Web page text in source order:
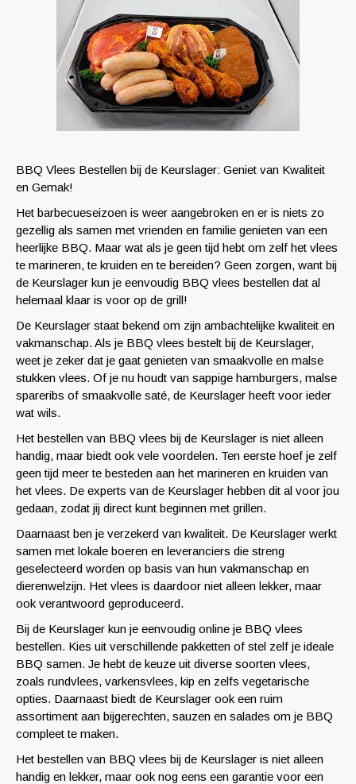
BBQ Vlees Bestellen bij de Keurslager: Geniet van Kwaliteit
en Gemak!
Het barbecueseizoen is weer aangebroken en er is niets zo
gezellig als samen met vrienden en familie genieten van een
heerlijke BBQ. Maar wat als je geen tijd hebt om zelf het vlees
te marineren, te kruiden en te bereiden? Geen zorgen, want bij
de Keurslager kun je eenvoudig BBQ vlees bestellen dat al
helemaal klaar is voor op de grill!
De Keurslager staat bekend om zijn ambachtelijke kwaliteit en
vakmanschap. Als je BBQ vlees bestelt bij de Keurslager,
weet je zeker dat je gaat genieten van smaakvolle en malse
stukken vlees. Of je nu houdt van sappige hamburgers, malse
spareribs of smaakvolle saté, de Keurslager heeft voor ieder
wat wils.
Het bestellen van BBQ vlees bij de Keurslager is niet alleen
handig, maar biedt ook vele voordelen. Ten eerste hoef je zelf
geen tijd meer te besteden aan het marineren en kruiden van
het vlees. De experts van de Keurslager hebben dit al voor jou
gedaan, zodat jij direct kunt beginnen met grillen.
Daarnaast ben je verzekerd van kwaliteit. De Keurslager werkt
samen met lokale boeren en leveranciers die streng
geselecteerd worden op basis van hun vakmanschap en
dierenwelzijn. Het vlees is daardoor niet alleen lekker, maar
ook verantwoord geproduceerd.
Bij de Keurslager kun je eenvoudig online je BBQ vlees
bestellen. Kies uit verschillende pakketten of stel zelf je ideale
BBQ samen. Je hebt de keuze uit diverse soorten vlees,
zoals rundvlees, varkensvlees, kip en zelfs vegetarische
opties. Daarnaast biedt de Keurslager ook een ruim
assortiment aan bijgerechten, sauzen en salades om je BBQ
compleet te maken.
Het bestellen van BBQ vlees bij de Keurslager is niet alleen
handig en lekker, maar ook nog eens een garantie voor een